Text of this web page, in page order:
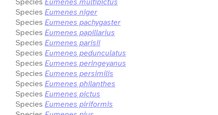
Species Eumenes niger
Species Eumenes pachygaster
Species Eumenes papillarius
Species Eumenes parisii
Species Eumenes pedunculatus
Species Eumenes peringeyanus
Species Eumenes persimilis
Species Eumenes philanthes
Species Eumenes pictus
Species Eumenes piriformis